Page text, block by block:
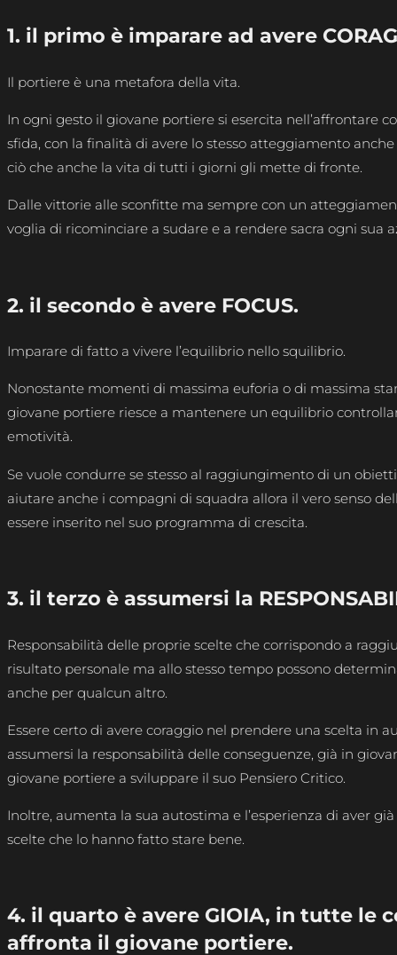
1. il primo è imparare ad avere
Il portiere è una metafora della vita.
In ogni gesto il giovane portiere si esercita nell’affrontare
sfida, con la finalità di avere lo stesso atteggiamento anche
ciò che anche la vita di tutti i giorni gli mette di fronte.
Dalle vittorie alle sconfitte ma sempre con un
voglia di ricominciare a sudare e a rendere sacra ogni sua
2. il secondo è avere FOCUS.
Imparare di fatto a vivere l’equilibrio nello squilibrio.
Nonostante momenti di massima euforia o di massima
giovane portiere riesce a mantenere un equilibrio
emotività.
Se vuole condurre se stesso al raggiungimento di un
aiutare anche i compagni di squadra allora il vero senso
essere inserito nel suo programma di crescita.
3. il terzo è assumersi la
Responsabilità delle proprie scelte che corrispondo a
risultato personale ma allo stesso tempo possono
anche per qualcun altro.
Essere certo di avere coraggio nel prendere una scelta in
assumersi la responsabilità delle conseguenze, già in
giovane portiere a sviluppare il suo Pensiero Critico.
Inoltre, aumenta la sua autostima e l’esperienza di aver
scelte che lo hanno fatto stare bene.
4. il quarto è avere GIOIA, in tutte le
affronta il giovane portiere.